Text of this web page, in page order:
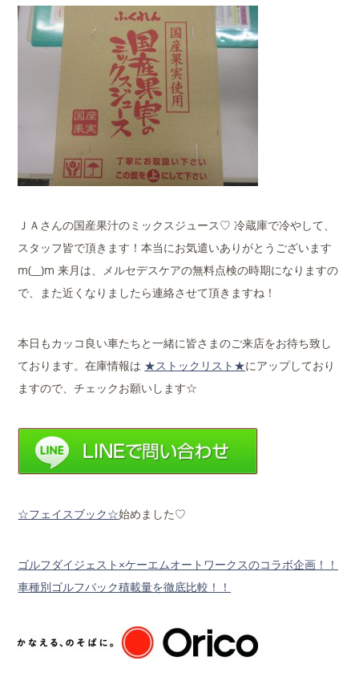
ＪＡさんの国産果汁のミックスジュース♡ 冷蔵庫で冷やして、
スタッフ皆で頂きます！本当にお気遣いありがとうございます
m(__)m 来月は、メルセデスケアの無料点検の時期になりますの
で、また近くなりましたら連絡させて頂きますね！
本日もカッコ良い車たちと一緒に皆さまのご来店をお待ち致し
ております。在庫情報は ★ストックリスト★にアップしており
ますので、チェックお願いします☆
☆フェイスブック☆始めました♡
ゴルフダイジェスト×ケーエムオートワークスのコラボ企画！！
車種別ゴルフバック積載量を徹底比較！！